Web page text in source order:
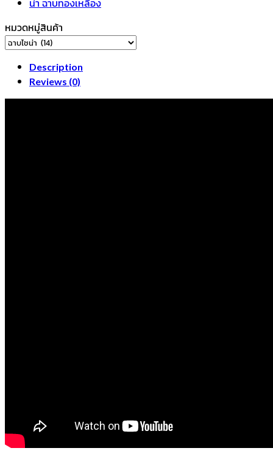
หมวดหมู่สินค้า
Description
Reviews (0)